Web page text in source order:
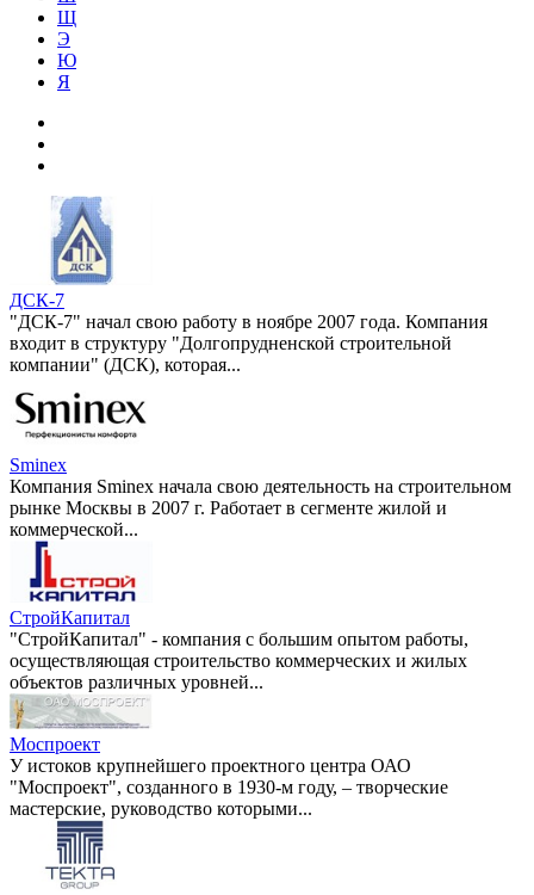
Щ
Э
Ю
Я
ДСК-7
"ДСК-7" начал свою работу в ноябре 2007 года. Компания
входит в структуру "Долгопрудненской строительной
компании" (ДСК), которая...
Sminex
Компания Sminex начала свою деятельность на строительном
рынке Москвы в 2007 г. Работает в сегменте жилой и
коммерческой...
СтройКапитал
"СтройКапитал" - компания с большим опытом работы,
осуществляющая строительство коммерческих и жилых
объектов различных уровней...
Моспроект
У истоков крупнейшего проектного центра ОАО
"Моспроект", созданного в 1930-м году, – творческие
мастерские, руководство которыми...